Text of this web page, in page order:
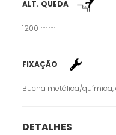
ALT. QUEDA
1200 mm
FIXAÇÃO
Bucha metálica/
DETALHES